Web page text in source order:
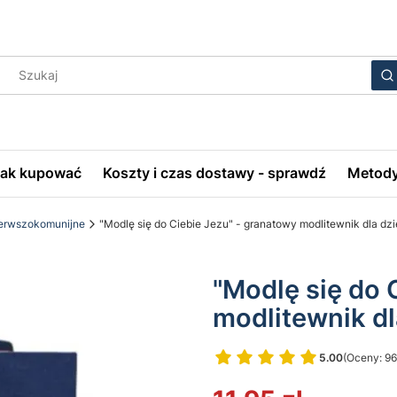
kupować Koszty i czas dostawy - sprawdź
"Modlę się do Ciebie Jezu" - granatowy modlitewnik dla
"Modlę się do
modlitewnik
5.00(Oceny:
Przejdź do